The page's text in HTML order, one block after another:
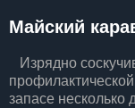
Майский
Изрядно
запасе